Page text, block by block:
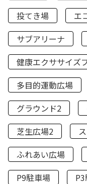
投てき場
エ
サブアリーナ
健康エクササイズ
多目的運動広場
グラウンド2
芝生広場2
ふれあい広場
P9駐車場